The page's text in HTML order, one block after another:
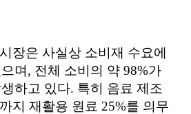
장은 사실상 소비재 수요에
며, 전체 소비의 약 98%가
하고 있다. 특히 음료 제조
지 재활용 원료 25%를 의무